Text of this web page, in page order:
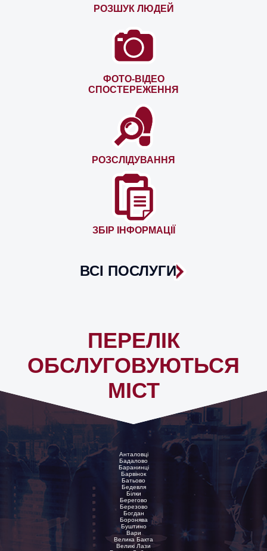
РОЗШУК ЛЮДЕЙ
ФОТО-ВІДЕО
СПОСТЕРЕЖЕННЯ
РОЗСЛІДУВАННЯ
ЗБІР ІНФОРМАЦІЇ
ВСІ ПОСЛУГИ
ПЕРЕЛІК
ОБСЛУГОВУЮТЬСЯ
МІСТ
Анталовці
Бадалово
Баранинці
Барвінок
Батьово
Бедевля
Білки
Берегово
Березово
Богдан
Боронява
Буштино
Вари
Велика Бакта
Великі Лази